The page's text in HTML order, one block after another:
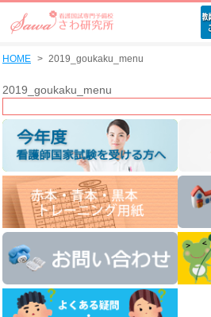
HOME 2019_goukaku_menu
2019_goukaku_menu